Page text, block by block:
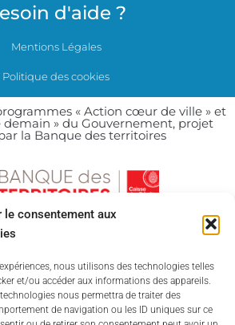
le consentement aux
nous utilisons des technologies telles
et/ou accéder aux informations des appareils.
nous permettra de traiter des
de navigation ou les ID uniques sur ce
d'aide ?
Mentions Légales
Politique des cookies
« Action cœur de ville » et
demain » du Gouvernement, projet
la Banque des territoires